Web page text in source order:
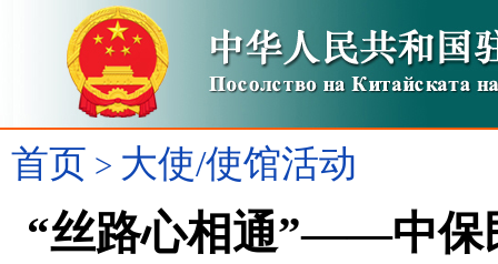
首页 > 大使/使馆活动
“丝路心相通”——中保